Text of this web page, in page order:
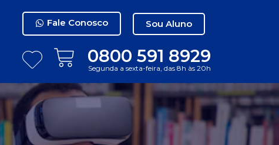
Fale Conosco Sou Aluno
0800 591 8929
Segunda a sexta-feira, das 8h às 20h